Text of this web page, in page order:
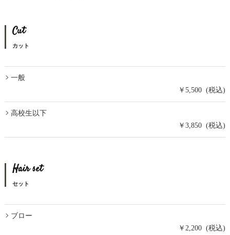
Cut
カット
一般
￥5,500 (税込)
高校生以下
￥3,850 (税込)
Hair set
セット
ブロー
￥2,200 (税込)